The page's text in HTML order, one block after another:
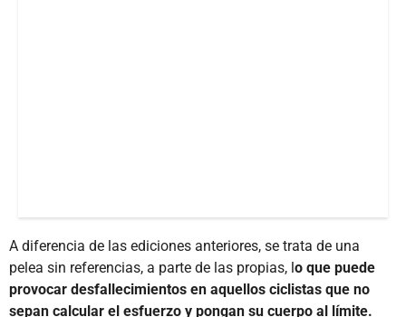
A diferencia de las ediciones anteriores, se trata de una
pelea sin referencias, a parte de las propias, lo que puede
provocar desfallecimientos en aquellos ciclistas que no
sepan calcular el esfuerzo y pongan su cuerpo al límite.